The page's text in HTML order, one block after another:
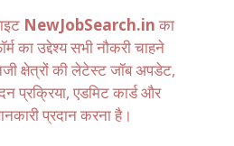
NewJobSearch.in का
का उद्देश्य सभी नौकरी चाहने
क्षेत्रों की लेटेस्ट जॉब अपडेट,
प्रक्रिया, एडमिट कार्ड और
प्रदान करना है।